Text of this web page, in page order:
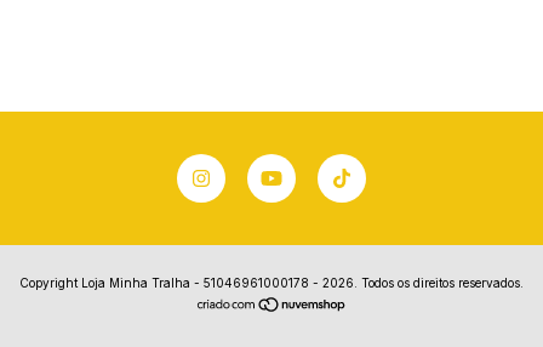
Copyright Loja Minha Tralha - 51046961000178 - 2026. Todos os direitos reservados.